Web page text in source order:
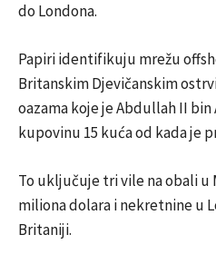
do Londona.
Papiri identifikuju mrežu
Britanskim Djevičanskim
oazama koje je Abdullah II
kupovinu 15 kuća od kada je
To uključuje tri vile na obali
miliona dolara i nekretnine u
Britaniji.